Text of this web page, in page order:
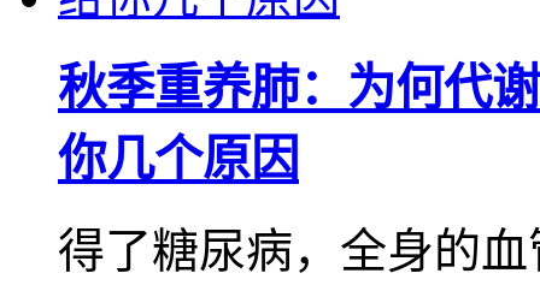
秋季重养肺：为何代
你几个原因
得了糖尿病，全身的